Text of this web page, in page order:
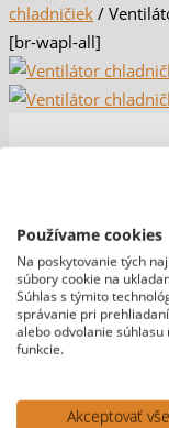
chladničiek /
[br-wapl-all]
Používame cookies
Na poskytovanie tých
súbory cookie na
Súhlas s týmito
správanie pri
alebo odvolanie
funkcie.
Akceptovať